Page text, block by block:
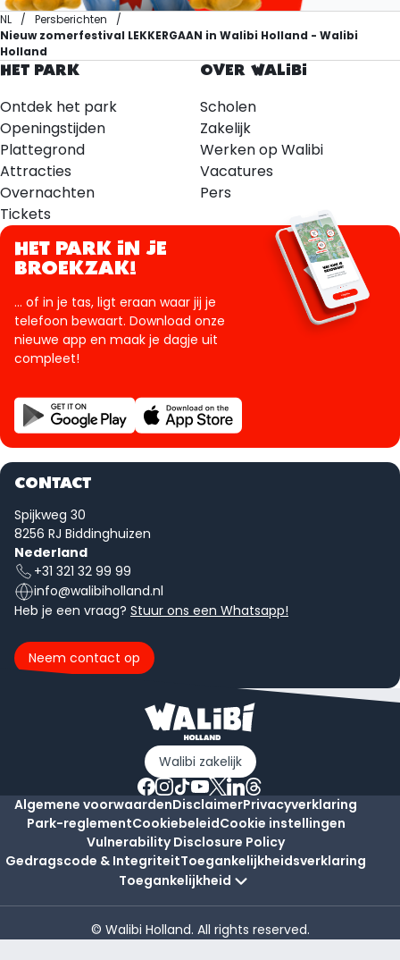
NL
Persberichten
Nieuw zomerfestival LEKKERGAAN in Walibi Holland - Walibi
Holland
HET PARK
Ontdek het park
Openingstijden
Plattegrond
Attracties
Overnachten
Tickets
OVER WALIBI
Scholen
Zakelijk
Werken op Walibi
Vacatures
Pers
HET PARK IN JE
BROEKZAK!
... of in je tas, ligt eraan waar jij je
telefoon bewaart. Download onze
nieuwe app en maak je dagje uit
compleet!
CONTACT
Spijkweg 30
8256 RJ Biddinghuizen
Nederland
+31 321 32 99 99
info@walibiholland.nl
Heb je een vraag? Stuur ons een Whatsapp!
Neem contact op
Walibi zakelijk
Algemene voorwaardenDisclaimerPrivacyverklaring
Park-reglementCookiebeleidCookie instellingen
Vulnerability Disclosure Policy
Gedragscode & IntegriteitToegankelijkheidsverklaring
Toegankelijkheid
© Walibi Holland. All rights reserved.